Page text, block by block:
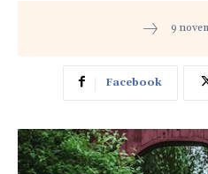
9
Facebook